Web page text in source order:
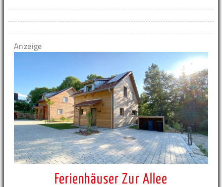
Anzeige
Ferienhäuser Zur Allee